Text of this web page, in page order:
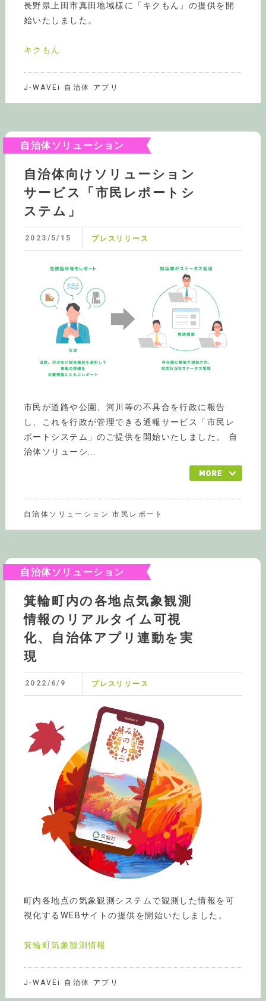
長野県上田市真田地域様に「キクもん」の提供を開
始いたしました。
キクもん
J-WAVEi 自治体 アプリ
自治体ソリューション
自治体向けソリューション
サービス「市民レポートシ
ステム」
2023/5/15 プレスリリース
市民が道路や公園、河川等の不具合を行政に報告
し、これを行政が管理できる通報サービス「市民レ
ポートシステム」のご提供を開始いたしました。 自
治体ソリューシ...
自治体ソリューション 市民レポート
自治体ソリューション
箕輪町内の各地点気象観測
情報のリアルタイム可視
化、自治体アプリ連動を実
現
2022/6/9 プレスリリース
町内各地点の気象観測システムで観測した情報を可
視化するWEBサイトの提供を開始いたしました。
箕輪町気象観測情報
J-WAVEi 自治体 アプリ